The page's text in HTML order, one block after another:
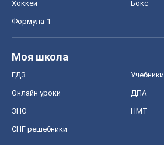
Хоккей Бокс
Формула-1
Моя школа
ГДЗ Учебники
Онлайн уроки ДПА
ЗНО НМТ
СНГ решебники